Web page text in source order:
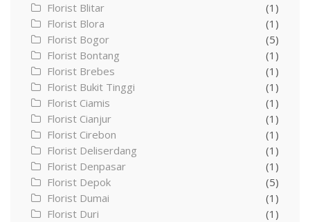
Florist Blitar
(1)
Florist Blora
(1)
Florist Bogor
(5)
Florist Bontang
(1)
Florist Brebes
(1)
Florist Bukit Tinggi
(1)
Florist Ciamis
(1)
Florist Cianjur
(1)
Florist Cirebon
(1)
Florist Deliserdang
(1)
Florist Denpasar
(1)
Florist Depok
(5)
Florist Dumai
(1)
Florist Duri
(1)